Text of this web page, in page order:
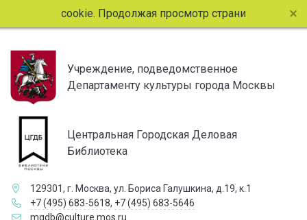
файлы cookie. Продолжая просмотр страниц сайта, вы
Учреждение, подведомственное
Департаменту культуры города Москвы
Центральная Городская Деловая
Библиотека
129301, г. Москва, ул. Бориса Галушкина, д.19, к.1
+7 (495) 683-5618, +7 (495) 683-5646
mgdb@culture.mos.ru